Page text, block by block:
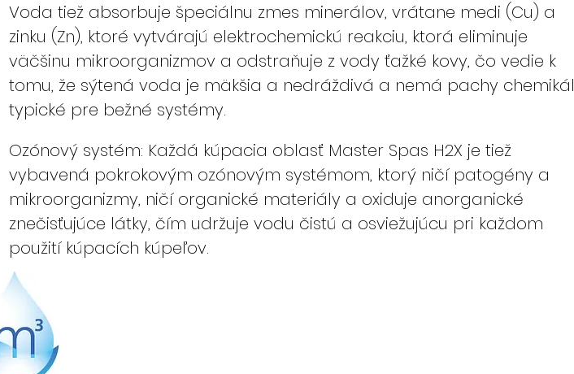
Voda tiež absorbuje špeciálnu zmes minerálov, vrátane medi (Cu) a
zinku (Zn), ktoré vytvárajú elektrochemickú reakciu, ktorá eliminuje
väčšinu mikroorganizmov a odstraňuje z vody ťažké kovy, čo vedie k
tomu, že sýtená voda je mäkšia a nedráždivá a nemá pachy
typické pre bežné systémy.
Ozónový systém: Každá kúpacia oblasť Master Spas H2X je tiež
vybavená pokrokovým ozónovým systémom, ktorý ničí patogény a
mikroorganizmy, ničí organické materiály a oxiduje anorganické
znečisťujúce látky, čím udržuje vodu čistú a osviežujúcu pri každom
použití kúpacích kúpeľov.